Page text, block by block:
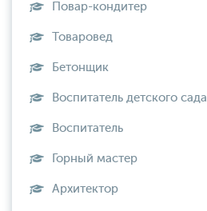
Повар-кондитер
Товаровед
Бетонщик
Воспитатель детского сада
Воспитатель
Горный мастер
Архитектор